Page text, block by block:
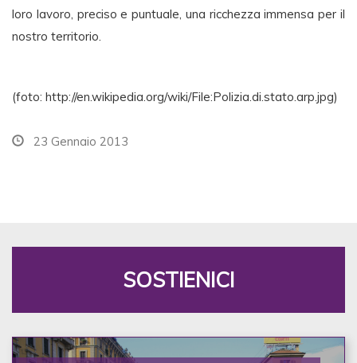
loro lavoro, preciso e puntuale, una ricchezza immensa per il
nostro territorio.
(foto: http://en.wikipedia.org/wiki/File:Polizia.di.stato.arp.jpg)
23 Gennaio 2013
SOSTIENICI